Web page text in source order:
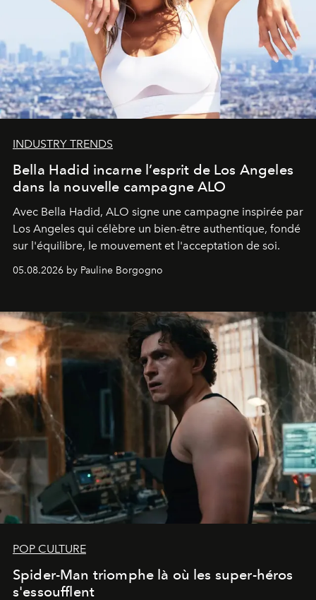
INDUSTRY TRENDS
Bella Hadid incarne l’esprit de Los Angeles
dans la nouvelle campagne ALO
Avec Bella Hadid, ALO signe une campagne inspirée par
Los Angeles qui célèbre un bien-être authentique, fondé
sur l'équilibre, le mouvement et l'acceptation de soi.
05.08.2026 by Pauline Borgogno
POP CULTURE
Spider-Man triomphe là où les super-héros
s'essoufflent